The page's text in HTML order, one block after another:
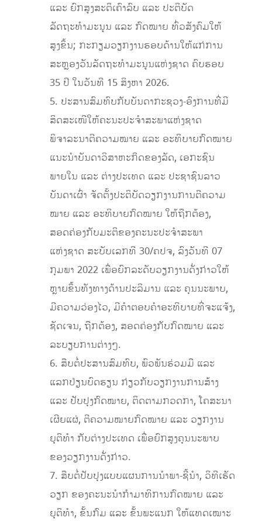
ແລະ ຍົກສູງສະຕິເຄົາລົບ ແລະ ປະຕິບັດ
ລັດຖະທຳມະນູນ ແລະ ກົດໝາຍ ທົ່ວສັງຄົມໃຫ້
ສູງຂຶ້ນ; ກະກຽມວຽກງານຮອບດ້ານໃຫ້ແກ່ການ
ສະຫຼອງວັນລັດຖະທຳມະນູນແຫ່ງຊາດ ຄົບຮອບ
35 ປີ ໃນວັນທີ 15 ສິງຫາ 2026.
5. ປະສານສົມທົບກັບບັນດາກະຊວງ-ອົງການທີ່ມີ
ສິດສະເໜີໃຫ້ຄະນະປະຈຳສະພາແຫ່ງຊາດ
ພິຈາລະນາຕີຄວາມໝາຍ ແລະ ອະທິບາຍກົດໝາຍ
ແນະນຳບັນດາວິສາຫະກິດຂອງລັດ, ເອກະຊົນ
ພາຍໃນ ແລະ ຕ່າງປະເທດ ແລະ ປະຊາຊົນລາວ
ບັນດາເຜົ່າ ຈັດຕັ້ງປະຕິບັດວຽກງານການຕີຄວາມ
ໝາຍ ແລະ ອະທິບາຍກົດໝາຍ ໃຫ້ຖືກຕ້ອງ,
ສອດຄ່ອງກັບມະຕິຂອງຄະນະປະຈຳສະພາ
ແຫ່ງຊາດ ສະບັບເລກທີ 30/ຄປຈ, ລົງວັນທີ 07
ກຸມພາ 2022 ເພື່ອຍົກລະດັບວຽກງານດັ່ງກ່າວໃຫ້
ຫຼາຍຂຶ້ນທັງທາງດ້ານປະລິມານ ແລະ ຄຸນນະພາບ,
ມີຄວາມວ່ອງໄວ, ມີຄຳຕອບຄຳອະທິບາຍທີ່ຈະແຈ້ງ,
ຊັດເຈນ, ຖືກຕ້ອງ, ສອດຄ່ອງກັບກົດໝາຍ ແລະ
ລະບຽບການຕ່າງໆ.
6. ສືບຕໍ່ປະສານສົມທົບ, ພົວພັນຮ່ວມມື ແລະ
ແລກປ່ຽນບົດຮຽນ ກ່ຽວກັບວຽກງານການສ້າງ
ແລະ ປັບປຸງກົດໝາຍ, ຕິດຕາມກວດກາ, ໂຄສະນາ
ເຜີຍແຜ່, ຕີຄວາມໝາຍກົດໝາຍ ແລະ ວຽກງານ
ຍຸຕິທຳ ກັບຕ່າງປະເທດ ເພື່ອຍົກສູງຄຸນນະພາບ
ຂອງວຽກງານດັ່ງກ່າວ.
7. ສືບຕໍ່ປັບປຸງແບບແຜນການນຳພາ-ຊີ້ນຳ, ວິທີເຮັດ
ວຽກ ຂອງຄະນະນຳກຳມາທິການກົດໝາຍ ແລະ
ຍຸຕິທຳ, ຂັ້ນກົມ ແລະ ຂັ້ນພະແນກ ໃຫ້ແທດເໝາະ